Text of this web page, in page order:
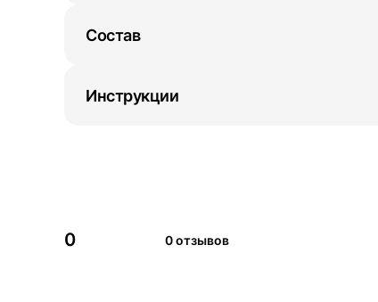
Состав
Инструкции
0 0 отзывов